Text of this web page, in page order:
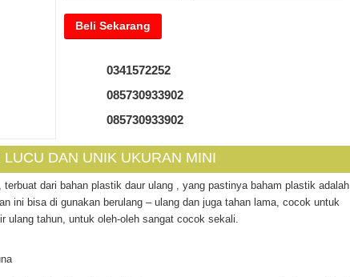
Beli Sekarang
0341572252
085730933902
085730933902
DAN UNIK UKURAN MINI
dari bahan plastik daur ulang , yang pastinya baham plastik adalah
ini bisa di gunakan berulang – ulang dan juga tahan lama, cocok untuk
ulang tahun, untuk oleh-oleh sangat cocok sekali.